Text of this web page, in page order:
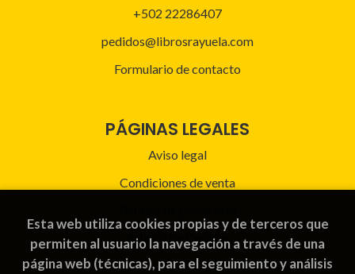
+502 22286407
pedidos@librosrayuela.com
Formulario de contacto
PÁGINAS LEGALES
Aviso legal
Condiciones de venta
Política de Cookies
Esta web utiliza cookies propias y de terceros que
permiten al usuario la navegación a través de una
página web (técnicas), para el seguimiento y análisis